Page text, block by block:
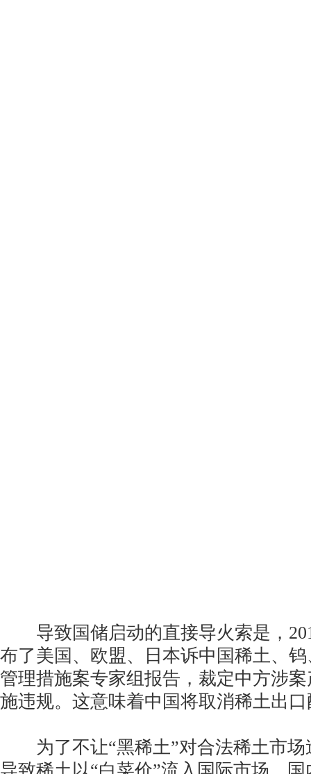
导致国储启动的直接导火索是，
布了美国、欧盟、日本诉中国稀土、
管理措施案专家组报告，裁定中方涉
施违规。这意味着中国将取消稀土出
为了不让“黑稀土”对合法稀土市场